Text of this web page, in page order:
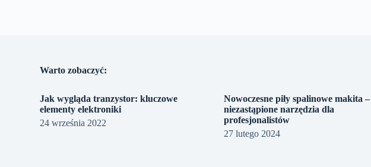
Warto zobaczyć:
Jak wygląda tranzystor: kluczowe
elementy elektroniki
24 września 2022
Nowoczesne piły spalinowe makita –
niezastąpione narzędzia dla
profesjonalistów
27 lutego 2024